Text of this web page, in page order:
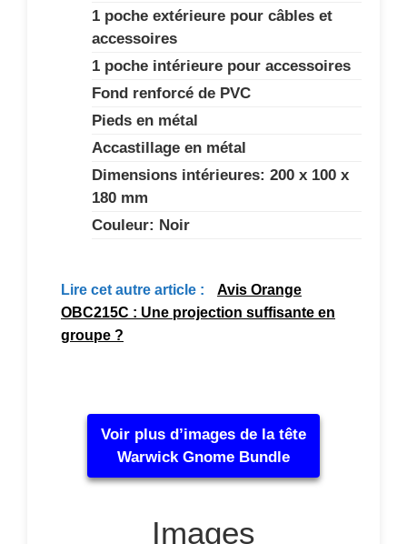
1 poche extérieure pour câbles et
accessoires
1 poche intérieure pour accessoires
Fond renforcé de PVC
Pieds en métal
Accastillage en métal
Dimensions intérieures: 200 x 100 x
180 mm
Couleur: Noir
Lire cet autre article :
Avis Orange
OBC215C : Une projection suffisante en
groupe ?
Voir plus d’images de la tête
Warwick Gnome Bundle
Images